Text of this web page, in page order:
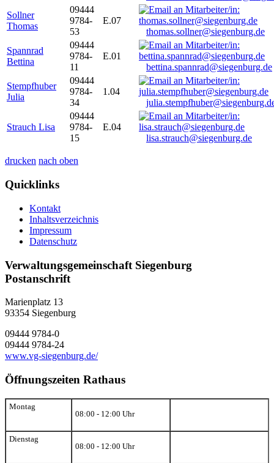
Sollner
Thomas
09444
9784-
53
E.07
thomas.sollner@siegenburg.de
Spannrad
Bettina
09444
9784-
11
E.01
bettina.spannrad@siegenburg.de
Stempfhuber
Julia
09444
9784-
34
1.04
Strauch Lisa
09444
9784-
15
E.04
lisa.strauch@siegenburg.de
drucken nach oben
Quicklinks
Kontakt
Inhaltsverzeichnis
Impressum
Datenschutz
Verwaltungsgemeinschaft Siegenburg
Postanschrift
Marienplatz 13
93354 Siegenburg
09444 9784-0
09444 9784-24
www.vg-siegenburg.de/
Öffnungszeiten Rathaus
Montag
08:00 - 12:00 Uhr
Dienstag
08:00 - 12:00 Uhr